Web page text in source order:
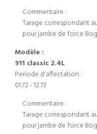
Commentaire :
Tarage correspondant
pour jambe de force
Modèle :
911 classic 2.4L
Periode d'affectation :
01.72 - 12.73
Commentaire :
Tarage correspondant
pour jambe de force